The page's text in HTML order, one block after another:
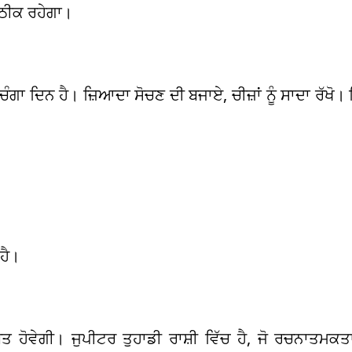
ਰਹੇਗਾ।
ਹੈ। ਜ਼ਿਆਦਾ ਸੋਚਣ ਦੀ ਬਜਾਏ, ਚੀਜ਼ਾਂ ਨੂੰ ਸਾਦਾ ਰੱਖੋ।
ਜੁਪੀਟਰ ਤੁਹਾਡੀ ਰਾਸ਼ੀ ਵਿੱਚ ਹੈ, ਜੋ